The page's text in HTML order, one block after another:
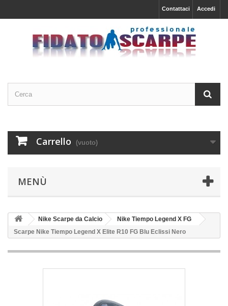
Accedi
Contattaci
Carrello (vuoto)
MENÙ
Nike Scarpe da Calcio
Nike Tiempo Legend X FG
Scarpe Nike Tiempo Legend X Elite R10 FG Blu Eclissi Nero